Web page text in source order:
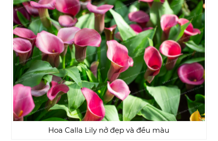
Hoa Calla Lily nở đẹp và đều màu